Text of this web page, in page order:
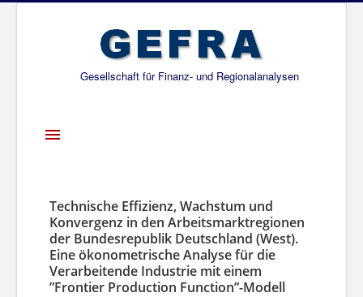
Gesellschaft für Finanz- und Regionalanalysen
Toggle
Über uns
Projekte
Publikationen
Gesellschafter
Technische Effizienz, Wachstum und
Konvergenz in den Arbeitsmarktregionen
der Bundesrepublik Deutschland (West).
Eine ökonometrische Analyse für die
Verarbeitende Industrie mit einem
”Frontier Production Function”-Modell